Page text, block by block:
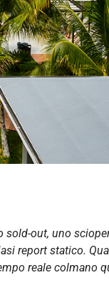
sold-out, uno
report statico.
reale colmano